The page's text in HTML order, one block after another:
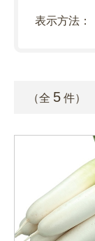
表示方法：
（全 5 件）